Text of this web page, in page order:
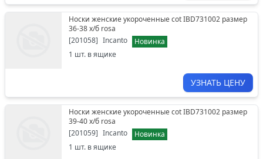
Носки женские укороченные cot IBD731002 размер
36-38 х/б rosa
[201058] Incanto
Новинка
1 шт. в ящике
УЗНАТЬ ЦЕНУ
Носки женские укороченные cot IBD731002 размер
39-40 х/б rosa
[201059] Incanto
Новинка
1 шт. в ящике